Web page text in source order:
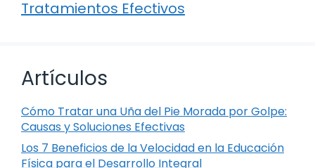
Tratamientos Efectivos
Artículos
Cómo Tratar una Uña del Pie Morada por Golpe:
Causas y Soluciones Efectivas
Los 7 Beneficios de la Velocidad en la Educación
Física para el Desarrollo Integral